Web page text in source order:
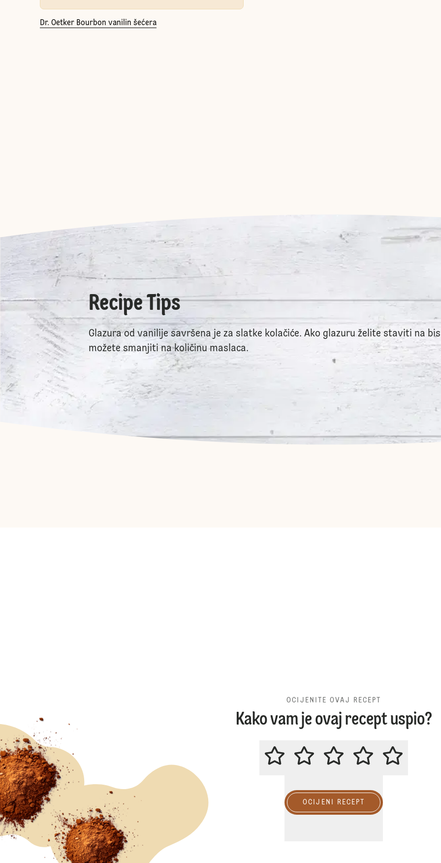
Dr. Oetker Bourbon vanilin šećera
Recipe Tips
Glazura od vanilije savršena je za slatke kolačiće. Ako glazuru želite staviti na
možete smanjiti na količinu maslaca.
OCIJENITE OVAJ RECEPT
Kako vam je ovaj recept uspio?
OCIJENITE OVAJ RECEPT
OCIJENI RECEPT